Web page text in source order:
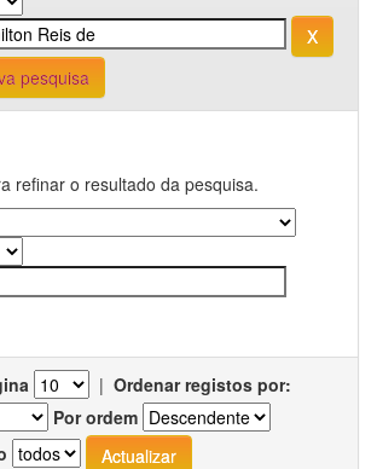
pesquisa
refinar o resultado da pesquisa.
| Ordenar registos por:
Por ordem